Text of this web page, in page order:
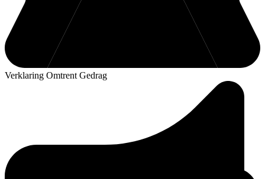
Verklaring Omtrent Gedrag